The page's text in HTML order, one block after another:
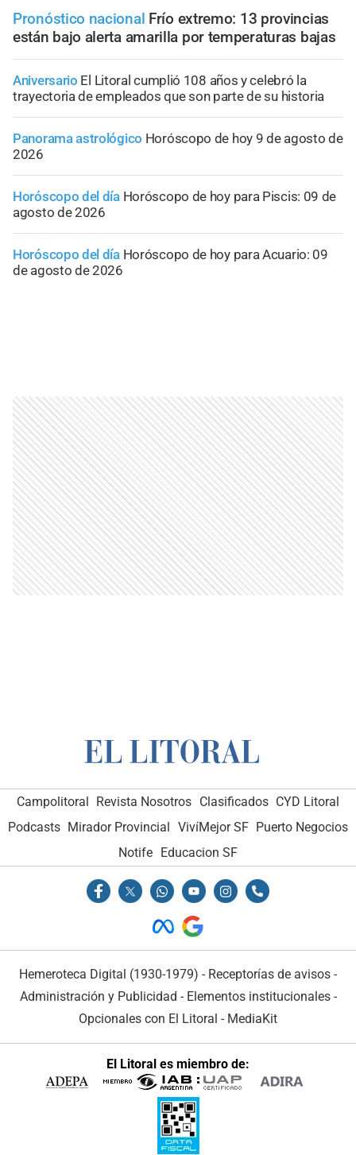
Pronóstico nacional Frío extremo: 13 provincias
están bajo alerta amarilla por temperaturas bajas
Aniversario El Litoral cumplió 108 años y celebró la
trayectoria de empleados que son parte de su historia
Panorama astrológico Horóscopo de hoy 9 de agosto de
2026
Horóscopo del día Horóscopo de hoy para Piscis: 09 de
agosto de 2026
Horóscopo del día Horóscopo de hoy para Acuario: 09
de agosto de 2026
Campolitoral Revista Nosotros Clasificados CYD Litoral
Podcasts Mirador Provincial VivíMejor SF Puerto Negocios
Notife Educacion SF
Hemeroteca Digital (1930-1979) - Receptorías de avisos -
Administración y Publicidad - Elementos institucionales-
Opcionales con El Litoral - MediaKit
El Litoral es miembro de: